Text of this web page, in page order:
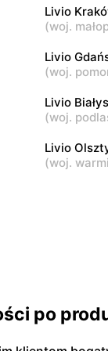
2
Livio
Dobczyn,
Livio
Góra
Livio
(woj.
Livio
(woj.
Livio
(woj.
Livio
(woj.
po